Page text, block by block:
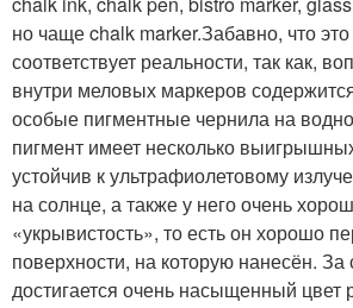
но чаще chalk marker.Забавно, что
соответствует реальности, так как,
внутри меловых маркеров
особые пигментные чернила на
пигмент имеет несколько
устойчив к ультрафиолетовому
на солнце, а также у него очень
«укрывистость», то есть он хорошо
поверхности, на которую нанесён. За
достигается очень насыщенный цвет